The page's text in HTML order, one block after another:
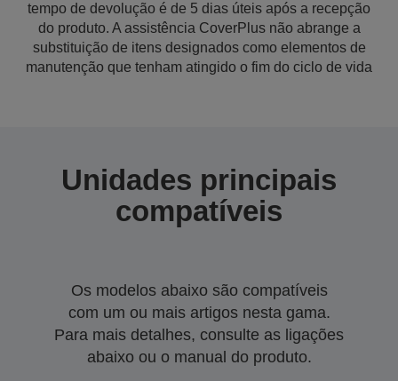
tempo de devolução é de 5 dias úteis após a recepção
do produto. A assistência CoverPlus não abrange a
substituição de itens designados como elementos de
manutenção que tenham atingido o fim do ciclo de vida
Unidades principais
compatíveis
Os modelos abaixo são compatíveis
com um ou mais artigos nesta gama.
Para mais detalhes, consulte as ligações
abaixo ou o manual do produto.